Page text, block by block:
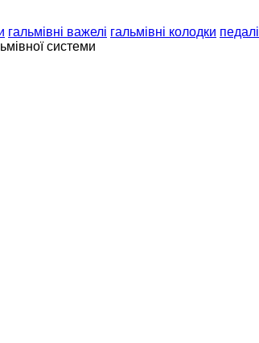
гальмівні важелі гальмівні колодки
системи